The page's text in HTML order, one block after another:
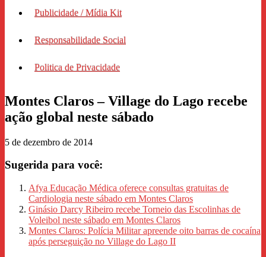
Publicidade / Mídia Kit
Responsabilidade Social
Politica de Privacidade
Montes Claros – Village do Lago recebe
ação global neste sábado
5 de dezembro de 2014
Sugerida para você:
Afya Educação Médica oferece consultas gratuitas de
Cardiologia neste sábado em Montes Claros
Ginásio Darcy Ribeiro recebe Torneio das Escolinhas de
Voleibol neste sábado em Montes Claros
Montes Claros: Polícia Militar apreende oito barras de cocaína
após perseguição no Village do Lago II